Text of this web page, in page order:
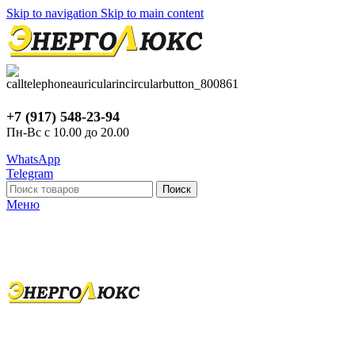
Skip to navigation Skip to main content
+7 (917) 548-23-94
Пн-Вс с 10.00 до 20.00
WhatsApp
Telegram
Поиск
Меню